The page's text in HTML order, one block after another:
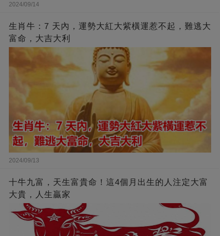
2024/09/14
生肖牛：7 天內，運勢大紅大紫橫運惹不起，難逃大
富命，大吉大利
2024/09/13
十牛九富，天生富貴命！這4個月出生的人注定大富
大貴，人生贏家